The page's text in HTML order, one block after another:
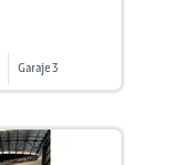
Garaje 3